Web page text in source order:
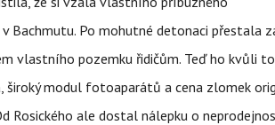
v Bachmutu. Po mohutné detonaci přestala
vlastního pozemku řidičům. Teď ho kvůli
široký modul fotoaparátů a cena zlomek
Rosického ale dostal nálepku o